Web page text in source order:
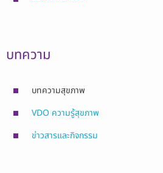
บทความ
บทความสุขภาพ
VDO ความรู้สุขภาพ
ข่าวสารและกิจกรรม